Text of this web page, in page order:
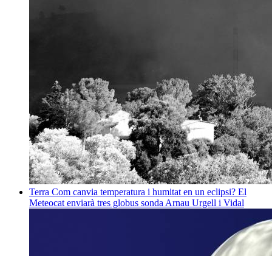
Terra Com canvia temperatura i humitat en un eclipsi? El
Meteocat enviarà tres globus sonda Arnau Urgell i Vidal